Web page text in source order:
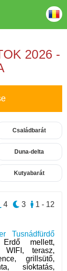
2026 -
Családbarát
Duna-delta
Kutyabarát
Tusnádfürdő
Erdő mellett,
WIFI, terasz,
grillsütő,
síoktatás,
1 - 12
3
4